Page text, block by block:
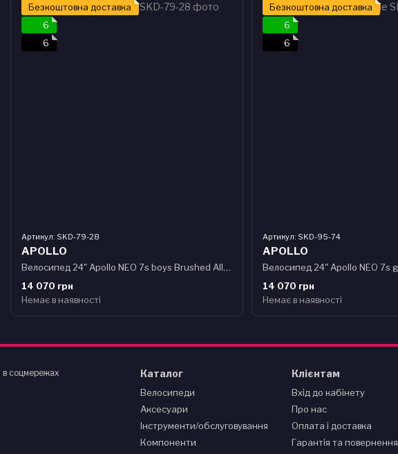
Безкоштовна доставка
6
6
Артикул: SKD-79-28
APOLLO
Велосипед 24" Apollo NEO 7s boys Brushed Alloy / Black /Red Fade
14 070 грн
Немає в наявності
Безкоштовна доставка
6
6
Артикул: SKD-95-74
APOLLO
14 070 грн
Немає в наявності
в соцмережах Каталог
Велосипеди
Аксесуари
Інструменти/обслуговування
Компоненти
Клієнтам
Вхід до кабінету
Про нас
Оплата і доставка
Гарантія та повернення